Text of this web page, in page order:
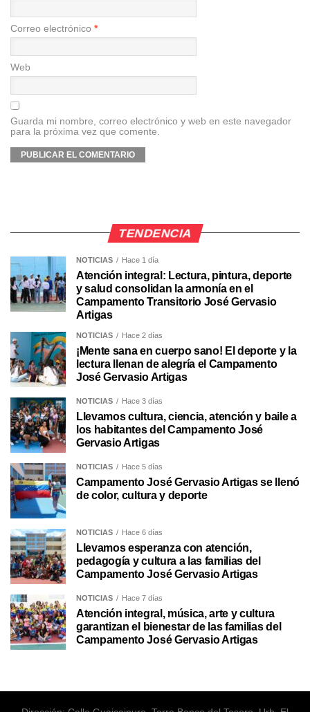
Correo electrónico *
Web
Guarda mi nombre, correo electrónico y web en este navegador
para la próxima vez que comente.
TENDENCIA
NOTICIAS Hace 1 día
Atención integral: Lectura, pintura, deporte
y salud consolidan la armonía en el
Campamento Transitorio José Gervasio
Artigas
NOTICIAS Hace 2 días
¡Mente sana en cuerpo sano! El deporte y la
lectura llenan de alegría el Campamento
José Gervasio Artigas
NOTICIAS Hace 3 días
Llevamos cultura, ciencia, atención y baile a
los habitantes del Campamento José
Gervasio Artigas
NOTICIAS Hace 5 días
Campamento José Gervasio Artigas se llenó
de color, cultura y deporte
NOTICIAS Hace 6 días
Llevamos esperanza con atención,
pedagogía y cultura a las familias del
Campamento José Gervasio Artigas
NOTICIAS Hace 7 días
Atención integral, música, arte y cultura
garantizan el bienestar de las familias del
Campamento José Gervasio Artigas